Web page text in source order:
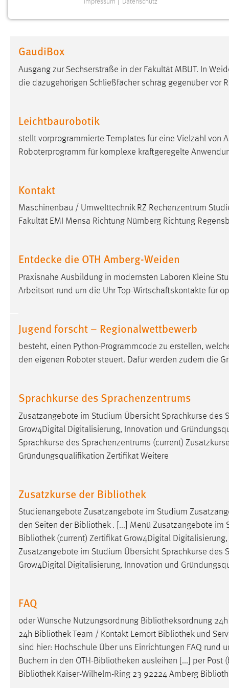
GaudiBox
Ausgang zur Sechserstraße in der Fakultät MBUT. In
die dazugehörigen Schließfächer schräg gegenüber vor
Leichtbaurobotik
stellt vorprogrammierte Templates für eine Vielzahl von
Roboterprogramm für komplexe kraftgeregelte
Kontakt
Maschinenbau / Umwelttechnik RZ Rechenzentrum
Fakultät EMI Mensa Richtung Nürnberg Richtung
Entdecke die OTH Amberg-Weiden
Praxisnahe Ausbildung in modernsten Laboren Kleine
Arbeitsort rund um die Uhr Top-Wirtschaftskontakte für
Jugend forscht – Regionalwettbewerb
besteht, einen Python-Programmcode zu erstellen,
den eigenen Roboter steuert. Dafür werden zudem die
Sprachkurse des Sprachenzentrums
Zusatzangebote im Studium Übersicht Sprachkurse des
Grow4Digital Digitalisierung, Innovation und
Sprachkurse des Sprachenzentrums (current)
Gründungsqualifikation Zertifikat Weitere
Zusatzkurse der Bibliothek
Studienangebote Zusatzangebote im Studium
den Seiten der Bibliothek. [...] Menü Zusatzangebote im
Bibliothek(current) Zertifikat Grow4Digital
Zusatzangebote im Studium Übersicht Sprachkurse des
Grow4Digital Digitalisierung, Innovation und
FAQ
oder Wünsche Nutzungsordnung Bibliotheksordnung
24h BibliothekTeam / Kontakt Lernort Bibliothekund
sind hier: Hochschule Über uns Einrichtungen FAQ rund
Büchern in den OTH-Bibliotheken ausleihen [...] per Post
BibliothekKaiser-Wilhelm-Ring 23 92224 Amberg
Website erforderlich.
Einverständnis
Zweck:
Dieser Cookie speichert die
ausgewählten Einverständnis-Optionen
des Benutzers
Cookie Laufzeit: 1 Jahr
Performance
Name: staticfilecache
Zweck:
Für performante Seitenauslieferung wird
Sprachpräferenz
Sprache der Website.
Cookie Laufzeit: 30 Tage
Name:
MibewSessionID, MIBEW_UserID,
mibew_locale, mibew-chat-frame-style-
5e9dbeb1811c0446
Zweck:
Wird benötigt um die Chatfunktion
nutzen zu können.
Sitzungslaufzeit, mibew_locale = 3
Login
Name: fe_user, be_user, be_lastLoginProvider
STATISTIK
Statistik Cookies erfassen Informationen anonym.
Diese Informationen helfen uns zu verstehen, wie
Impressum Datenschutz